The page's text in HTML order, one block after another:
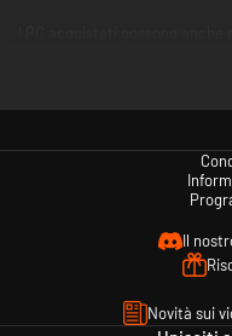
gioco in alcuni titoli di Call of
disponibili all'attivazione della
saranno disponibili negli altri
Duty: Modern Warfare II o Call
PC all'interno del gioco.
Per ulteriori informazioni visita
© 2022 Activision Publishing,
Il
Novità sui